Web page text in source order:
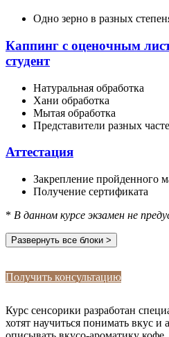
Одно зерно в разных
Каппинг с оценочным
студент
Натуральная обработка
Хани обработка
Мытая обработка
Представители разных
Аттестация
Закрепление пройденного
Получение сертификата
* В данном курсе экзамен не
Развернуть все блоки >
Получить консультацию
Курс сенсорики разработан
хотят научиться понимать вкус